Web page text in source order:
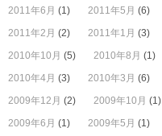
2011年6月 (1) 2011年5月 (6)
2011年2月 (2) 2011年1月 (3)
2010年10月 (5) 2010年8月 (1)
2010年4月 (3) 2010年3月 (6)
2009年12月 (2) 2009年10月 (1)
2009年6月 (1) 2009年5月 (1)